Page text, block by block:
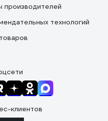
технологий
клиентов